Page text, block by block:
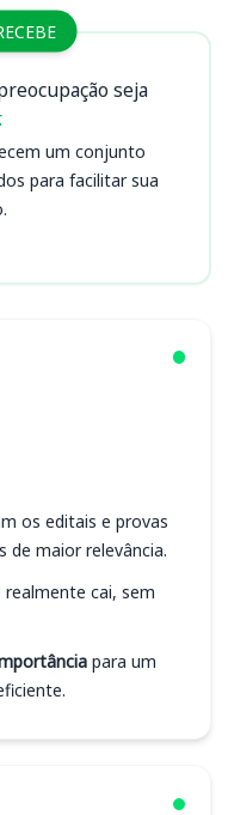
seja
um conjunto
para facilitar sua
os editais e provas
de maior relevância.
realmente cai, sem
para um